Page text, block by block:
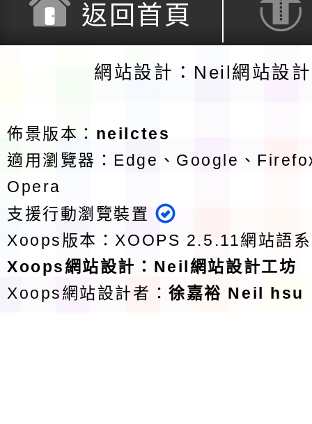
返回首頁
網站設計：Neil網站設
佈景版本： neilctes
適用瀏覽器：Edge、Google、
Opera
支援行動瀏覽裝置
Xoops版本：XOOPS 2.5.11網站語
Xoops網站設計 ： Neil網站設計工坊
Xoops網站設計者：徐嘉裕 Neil hsu